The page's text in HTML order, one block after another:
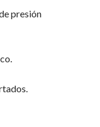
presión